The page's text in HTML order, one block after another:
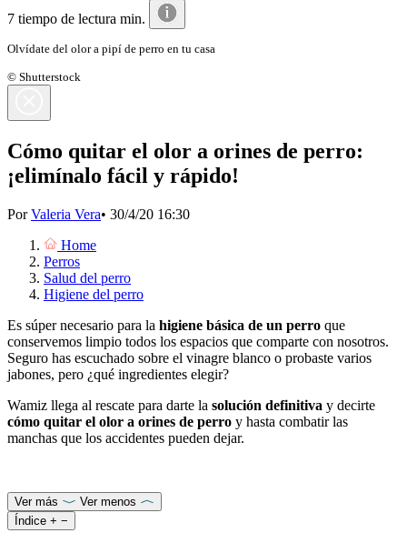
7 tiempo de lectura min.
Olvídate del olor a pipí de perro en tu casa
© Shutterstock
Cómo quitar el olor a orines de perro:
¡elimínalo fácil y rápido!
PorValeria Vera• 30/4/20 16:30
Home
Perros
Salud del perro
Higiene del perro
Es súper necesario para la higiene básica de un perro que
conservemos limpio todos los espacios que comparte con nosotros.
Seguro has escuchado sobre el vinagre blanco o probaste varios
jabones, pero ¿qué ingredientes elegir?
Wamiz llega al rescate para darte la solución definitiva y decirte
cómo quitar el olor a orines de perro y hasta combatir las
manchas que los accidentes pueden dejar.
Ver más
Ver menos
Índice + −